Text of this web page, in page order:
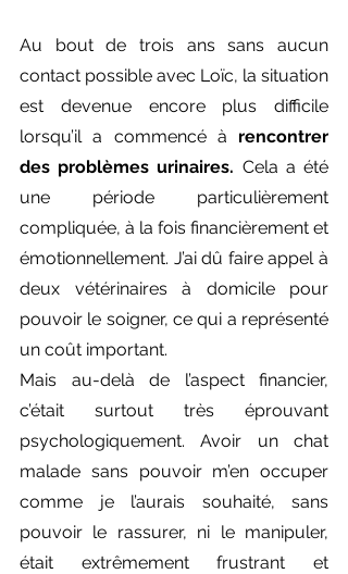
Au bout de trois ans sans aucun
contact possible avec Loïc, la situation
est devenue encore plus difficile
lorsqu’il a commencé à rencontrer
des problèmes urinaires. Cela a été
une période particulièrement
compliquée, à la fois financièrement et
émotionnellement. J’ai dû faire appel à
deux vétérinaires à domicile pour
pouvoir le soigner, ce qui a représenté
un coût important.
Mais au-delà de l’aspect financier,
c’était surtout très éprouvant
psychologiquement. Avoir un chat
malade sans pouvoir m’en occuper
comme je l’aurais souhaité, sans
pouvoir le rassurer, ni le manipuler,
était extrêmement frustrant et